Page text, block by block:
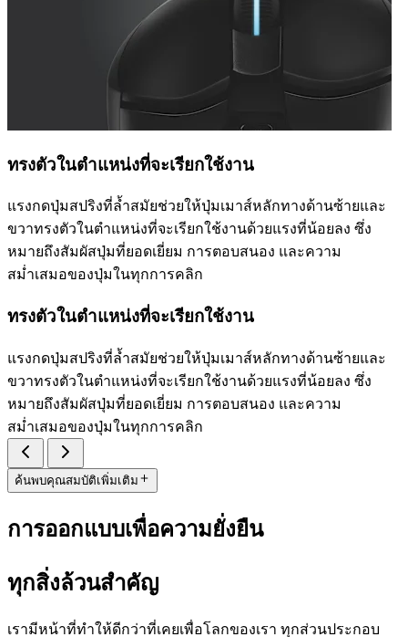
ทรงตัวในตำแหน่งที่จะเรียกใช้งาน
แรงกดปุ่มสปริงที่ล้ำสมัยช่วยให้ปุ่มเมาส์หลักทางด้านซ้ายและ
ขวาทรงตัวในตำแหน่งที่จะเรียกใช้งานด้วยแรงที่น้อยลง ซึ่ง
หมายถึงสัมผัสปุ่มที่ยอดเยี่ยม การตอบสนอง และความ
สม่ำเสมอของปุ่มในทุกการคลิก
ทรงตัวในตำแหน่งที่จะเรียกใช้งาน
แรงกดปุ่มสปริงที่ล้ำสมัยช่วยให้ปุ่มเมาส์หลักทางด้านซ้ายและ
ขวาทรงตัวในตำแหน่งที่จะเรียกใช้งานด้วยแรงที่น้อยลง ซึ่ง
หมายถึงสัมผัสปุ่มที่ยอดเยี่ยม การตอบสนอง และความ
สม่ำเสมอของปุ่มในทุกการคลิก
ค้นพบคุณสมบัติเพิ่มเติม
การออกแบบเพื่อความยั่งยืน
ทุกสิ่งล้วนสำคัญ
เรามีหน้าที่ทำให้ดีกว่าที่เคยเพื่อโลกของเรา ทุกส่วนประกอบ